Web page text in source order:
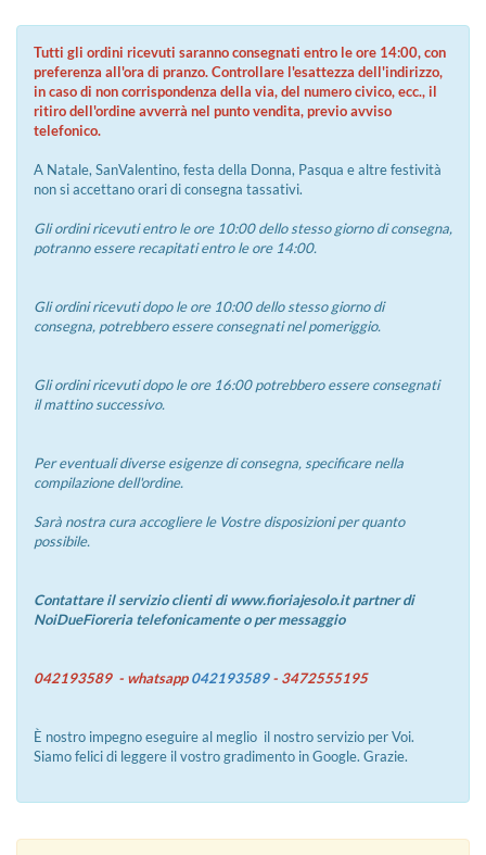
Tutti gli ordini ricevuti saranno consegnati entro le ore 14:00, con
preferenza all'ora di pranzo. Controllare l'esattezza dell'indirizzo,
in caso di non corrispondenza della via, del numero civico, ecc., il
ritiro dell'ordine avverrà nel punto vendita, previo avviso
telefonico.
A Natale, SanValentino, festa della Donna, Pasqua e altre festività
non si accettano orari di consegna tassativi.
Gli ordini ricevuti entro le ore 10:00 dello stesso giorno di consegna,
potranno essere recapitati entro le ore 14:00.
Gli ordini ricevuti dopo le ore 10:00 dello stesso giorno di
consegna, potrebbero essere consegnati nel pomeriggio.
Gli ordini ricevuti dopo le ore 16:00 potrebbero essere consegnati
il mattino successivo.
Per eventuali diverse esigenze di consegna, specificare nella
compilazione dell'ordine.
Sarà nostra cura accogliere le Vostre disposizioni per quanto
possibile.
Contattare il servizio clienti di www.fioriajesolo.it partner di
NoiDueFioreria telefonicamente o per messaggio
042193589 - whatsapp042193589- 3472555195
È nostro impegno eseguire al meglio il nostro servizio per Voi.
Siamo felici di leggere il vostro gradimento in Google. Grazie.